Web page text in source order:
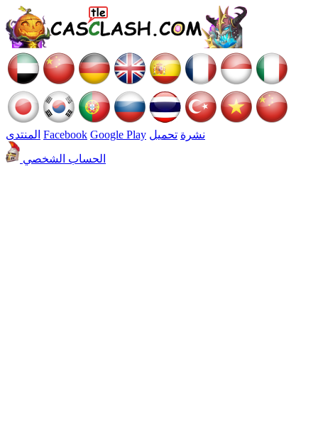
المنتدى Facebook Google Play نشرة تحميل
الحساب الشخصي